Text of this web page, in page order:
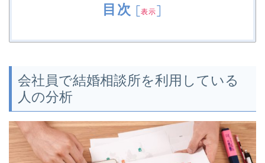
目次 [表示]
会社員で結婚相談所を利用している
人の分析